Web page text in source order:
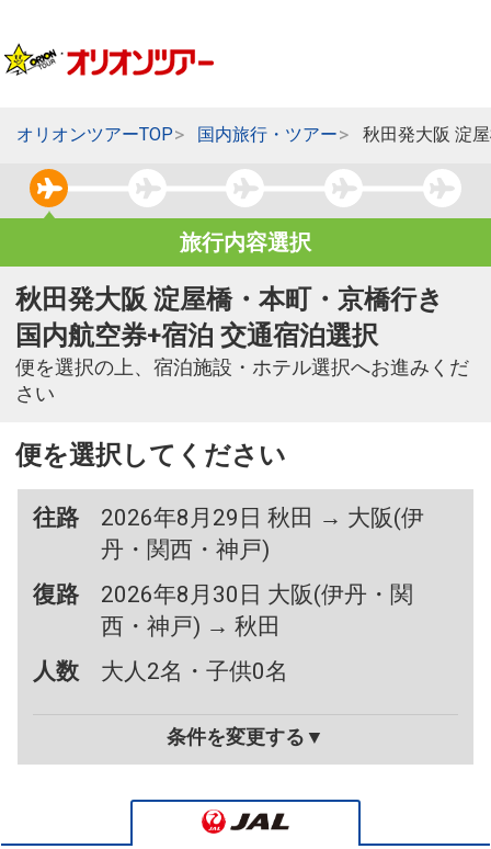
オリオンツアーTOP 国内旅行・ツアー 秋田発大阪 淀
旅行内容選択
秋田発大阪 淀屋橋・本町・京橋行き
国内航空券+宿泊 交通宿泊選択
便を選択の上、宿泊施設・ホテル選択へお進みくだ
さい
便を選択してください
往路
2026年8月29日 秋田 → 大阪(伊
丹・関西・神戸)
復路
2026年8月30日 大阪(伊丹・関
西・神戸) → 秋田
人数
大人2名・子供0名
条件を変更する▼